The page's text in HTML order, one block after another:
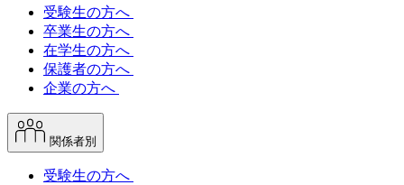
受験生の方へ
卒業生の方へ
在学生の方へ
保護者の方へ
企業の方へ
関係者別
受験生の方へ